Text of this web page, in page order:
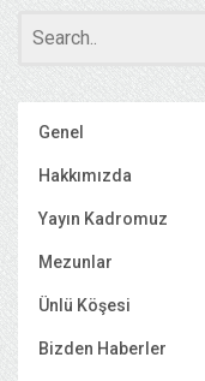
Genel
Hakkımızda
Yayın Kadromuz
Mezunlar
Ünlü Köşesi
Bizden Haberler